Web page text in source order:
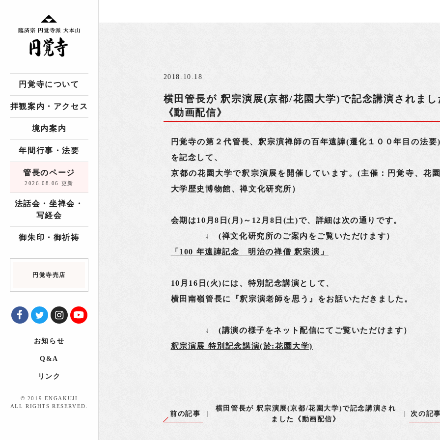
円覚寺について
拝観案内・アクセス
境内案内
年間行事・法要
管長のページ
2026.08.06 更新
法話会・坐禅会・
写経会
御朱印・御祈祷
円覚寺売店
お知らせ
Q&A
リンク
© 2019 ENGAKUJI
ALL RIGHTS RESERVED.
2018.10.18
横田管長が 釈宗演展(京都/花園大学)で記念講演されまし
《動画配信》
円覚寺の第２代管長、釈宗演禅師の百年遠諱(遷化１００年目の法要
を記念して、
京都の花園大学で釈宗演展を開催しています。(主催：円覚寺、花
大学歴史博物館、禅文化研究所）
会期は10月8日(月)～12月8日(土)で、詳細は次の通りです。
↓ (禅文化研究所のご案内をご覧いただけます）
「100 年遠諱記念 明治の禅僧 釈宗演」
10月16日(火)には、特別記念講演として、
横田南嶺管長に『釈宗演老師を思う』をお話いただきました。
↓ (講演の様子をネット配信にてご覧いただけます）
釈宗演展 特別記念講演(於:花園大学)
横田管長が 釈宗演展(京都/花園大学)で記念講演され
ました《動画配信》
前の記事 次の記